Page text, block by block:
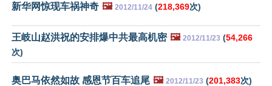
新华网惊现车祸神奇 🖼️ 2012/11/24 (218,369次)
王岐山赵洪祝的安排爆中共最高机密 🖼️ 2012/11/23 (54,266
次)
奥巴马依然如故 感恩节百车追尾 🖼️ 2012/11/23 (201,383次)